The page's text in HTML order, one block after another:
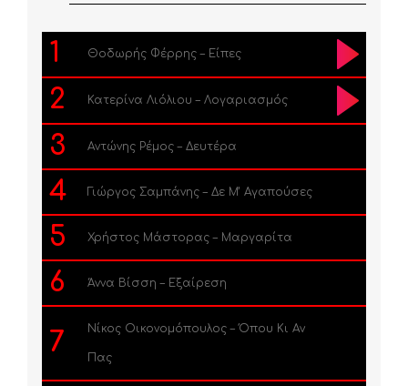
1 Θοδωρής Φέρρης – Είπες
2 Κατερίνα Λιόλιου – Λογαριασμός
3 Αντώνης Ρέμος – Δευτέρα
4 Γιώργος Σαμπάνης – Δε Μ’ Αγαπούσες
5 Χρήστος Μάστορας – Μαργαρίτα
6 Άννα Βίσση – Εξαίρεση
7 Νίκος Οικονομόπουλος – Όπου Κι Αν
Πας